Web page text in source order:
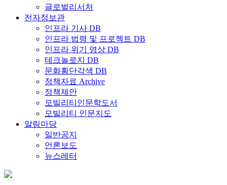
글로벌리서처
전자정보관
인프라 기사 DB
인프라 법령 및 프로젝트 DB
인프라 위기 영상 DB
테크놀로지 DB
문화횡단각색 DB
정책자료 Archive
정책제안
모빌리티인문학도서
모빌리티 인문지도
알림마당
일반공지
언론보도
뉴스레터